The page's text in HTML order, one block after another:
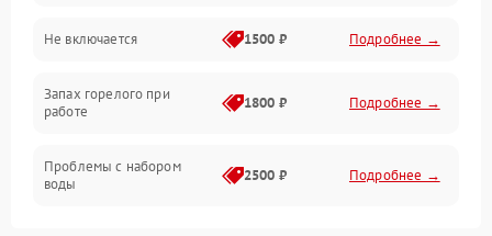
Не включается 1500 ₽ Подробнее →
Запах горелого при
работе
1800 ₽ Подробнее →
Проблемы с набором
воды
2500 ₽ Подробнее →